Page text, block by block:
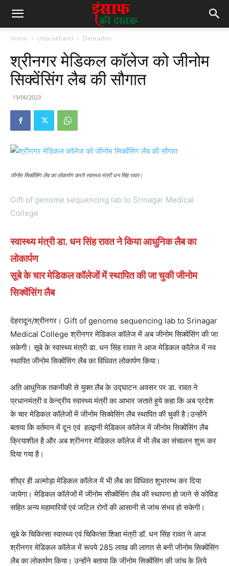
Home Uttarakhand Dehradun
श्रीनगर मेडिकल कॉलेज को जीनोम
सिक्वेंसिंग लैब की सौगात
13/06/2023
जीनोम सिक्वेंसिंग लैब का लोकार्पण करते स्वास्थ्य मंत्री धन सिंह रावत।
Gift of genome sequencing lab to Srinagar Medical
College
स्वास्थ्य मंत्री डा. धन सिंह रावत ने किया आधुनिक लैब का
लोकार्पण
सूबे के चार मेडिकल कॉलेजों में स्थापित की जा चुकी जीनोम
सिक्वेंसिंग लैब
देहरादून/श्रीनगर। Gift of genome sequencing lab to Srinagar
Medical College श्रीनगर मेडिकल कॉलेज में अब जीनोम सिक्वेंसिंग की जा
सकेगी। सूबे के स्वास्थ्य मंत्री डा. धन सिंह रावत ने आज मेडिकल कॉलेज में नव
स्थापित जीनोम सिक्वेंसिंग लैब का विधिवत लोकार्पण किया।
अति आधुनिक तकनीकी से युक्त लैब के उद्घाटन अवसर पर डा. रावत ने
प्रधानमंत्री व केन्द्रीय स्वास्थ्य मंत्री का आभार जताते हुये कहा कि अब प्रदेश
के चार मेडिकल कॉलेजों में जीनोम सिक्वेसिंग लैब स्थापित की चुकी है।उन्होंने
बताया कि वर्तमान में दून एवं हल्द्वानी मेडिकल कॉलेज में जीनोम सिक्वेंसिंग लैब
क्रियाशील है और अब श्रीनगर मेडिकल कॉलेज में भी लैब का संचालन शुरू कर
दिया गया है।
शीघ्र ही अल्मोड़ा मेडिकल कॉलेज में भी लैब का विधिवत शुभारम्भ कर दिया
जायेगा। मेडिकल कॉलेजों में जीनोम सीक्वेंसिंग लैब की स्थापना हो जाने से कोविड
सहित अन्य महामारियों एवं जटिल रोगों की आसानी से जांच संभव हो सकेगी।
सूबे के चिकित्सा स्वास्थ्य एवं चिकित्सा शिक्षा मंत्री डॉ. धन सिंह रावत ने आज
श्रीनगर मेडिकल कॉलेज में रूपये 285 लाख की लागत से बनी जीनोम सिक्वेंसिंग
लैब का लोकार्पण किया। उन्होंने बताया कि जीनोम सिक्वेंसिंग की जांच के लिये